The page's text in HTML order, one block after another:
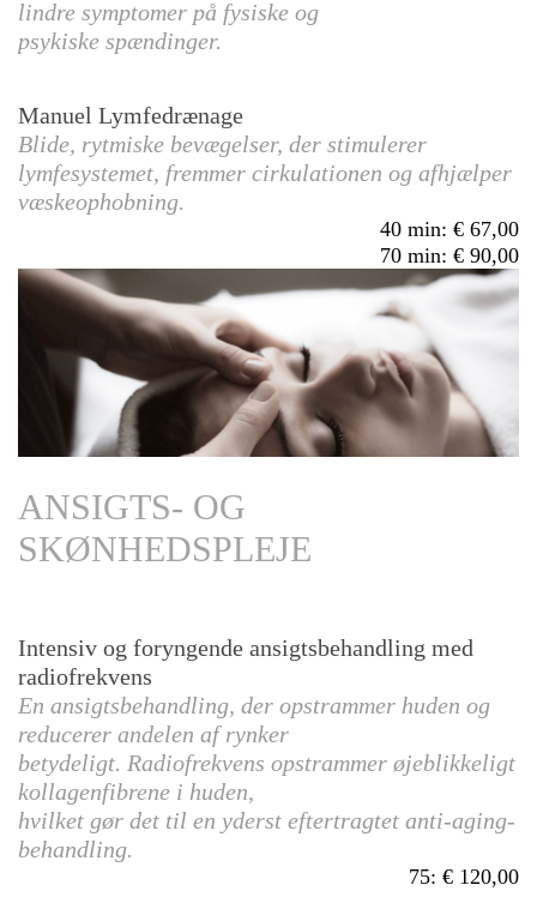
lindre symptomer på fysiske og
psykiske spændinger.
Manuel Lymfedrænage
Blide, rytmiske bevægelser, der stimulerer
lymfesystemet, fremmer cirkulationen og afhjælper
væskeophobning.
40 min:
67,00
70 min: 90,00
ANSIGTS- OG
SKØNHEDSPLEJE
Intensiv og foryngende ansigtsbehandling med
radiofrekvens
En ansigtsbehandling, der opstrammer huden og
reducerer andelen af rynker
betydeligt. Radiofrekvens opstrammer øjeblikkeligt
kollagenfibrene i huden,
hvilket gør det til en yderst eftertragtet anti-aging-
behandling.
75: 120,00